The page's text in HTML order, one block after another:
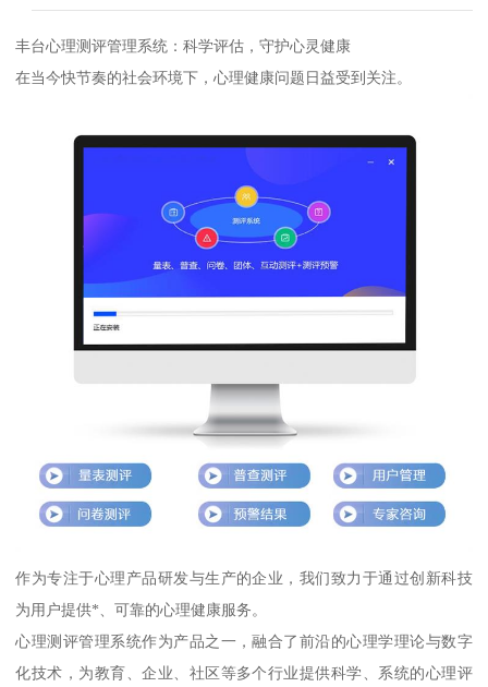
丰台心理测评管理系统：科学评估，守护心灵健康
在当今快节奏的社会环境下，心理健康问题日益受到关注。
作为专注于心理产品研发与生产的企业，我们致力于通过创新科技
为用户提供*、可靠的心理健康服务。
心理测评管理系统作为产品之一，融合了前沿的心理学理论与数字
化技术，为教育、企业、社区等多个行业提供科学、系统的心理评